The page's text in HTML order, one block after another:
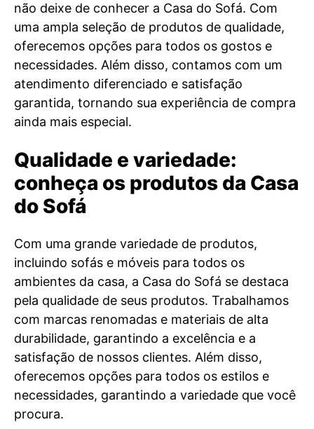
não deixe de conhecer a Casa do Sofá. Com
uma ampla seleção de produtos de qualidade,
oferecemos opções para todos os gostos e
necessidades. Além disso, contamos com um
atendimento diferenciado e satisfação
garantida, tornando sua experiência de compra
ainda mais especial.
Qualidade e variedade:
conheça os produtos da Casa
do Sofá
Com uma grande variedade de produtos,
incluindo sofás e móveis para todos os
ambientes da casa, a Casa do Sofá se destaca
pela qualidade de seus produtos. Trabalhamos
com marcas renomadas e materiais de alta
durabilidade, garantindo a excelência e a
satisfação de nossos clientes. Além disso,
oferecemos opções para todos os estilos e
necessidades, garantindo a variedade que você
procura.